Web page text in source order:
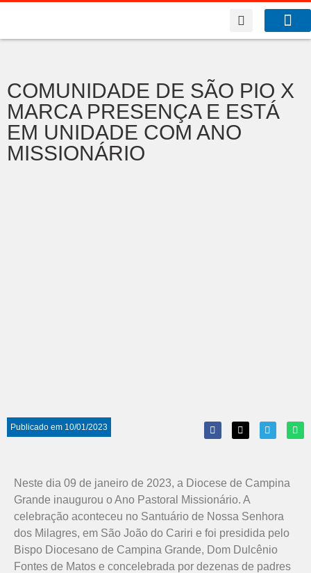
COMUNIDADE DE SÃO PIO X
MARCA PRESENÇA E ESTÁ
EM UNIDADE COM ANO
MISSIONÁRIO
Publicado em 10/01/2023
Neste dia 09 de janeiro de 2023, a Diocese de Campina
Grande inaugurou o Ano Pastoral Missionário. A
celebração aconteceu no Santuário de Nossa Senhora
dos Milagres, em São João do Cariri e foi presidida pelo
Bispo Diocesano de Campina Grande, Dom Dulcênio
Fontes de Matos e concelebrada por dezenas de padres